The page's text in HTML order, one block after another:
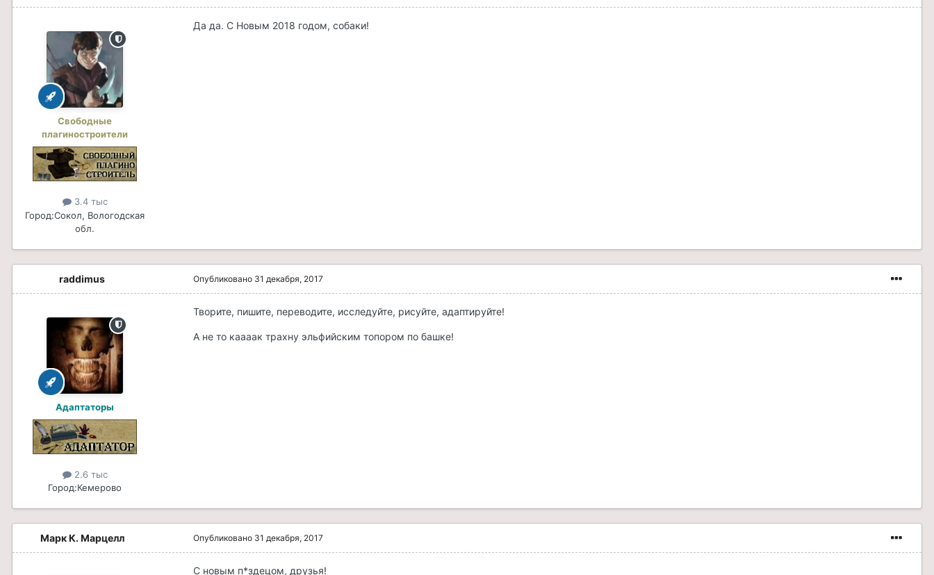
Свободные
плагиностроители
3.4 тыс
Город:Сокол, Вологодская
обл.
Да да. С Новым 2018 годом, собаки!
raddimus
Адаптаторы
2.6 тыс
Город:Кемерово
Опубликовано 31 декабря, 2017
Творите, пишите, переводите, исследуйте, рисуйте, адаптируйте!
А не то каааак трахну эльфийским топором по башке!
Марк К. Марцелл Опубликовано 31 декабря, 2017
С новым п*здецом, друзья!